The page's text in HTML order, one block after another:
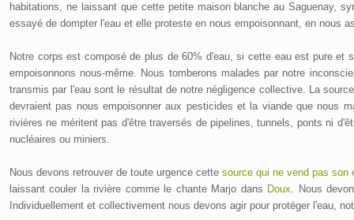
habitations, ne laissant que cette petite maison blanche au Saguenay,
essayé de dompter l'eau et elle proteste en nous empoisonnant, en nous
Notre corps est composé de plus de 60% d'eau, si cette eau est pure
empoisonnons nous-même. Nous tomberons malades par notre
transmis par l'eau sont le résultat de notre négligence collective. La
devraient pas nous empoisonner aux pesticides et la viande que nous
rivières ne méritent pas d'être traversés de pipelines, tunnels, ponts ni
nucléaires ou miniers.
Nous devons retrouver de toute urgence cette source qui ne vend pas son
laissant couler la rivière comme le chante Marjo dans Doux. Nous
Individuellement et collectivement nous devons agir pour protéger l'eau,